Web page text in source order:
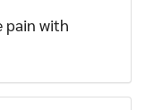
pain with